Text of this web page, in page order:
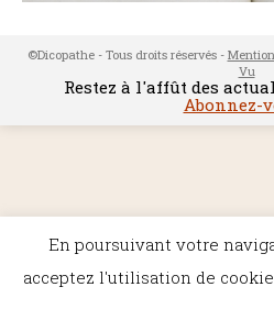
©Dicopathe - Tous droits réservés -
Vu
Restez à l'affût des
Abonnez-
En poursuivant votre
acceptez l'utilisation de